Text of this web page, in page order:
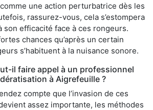
une action perturbatrice dès les
rassurez-vous, cela s’estompera
son efficacité face à ces rongeurs.
chances qu’après un certain
s’habituent à la nuisance sonore.
il faire appel à un professionnel
à Aigrefeuille ?
compte que l’invasion de ces
assez importante, les méthodes